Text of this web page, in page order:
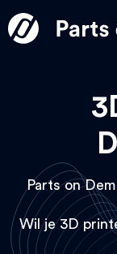
Parts on
Wil je 3D